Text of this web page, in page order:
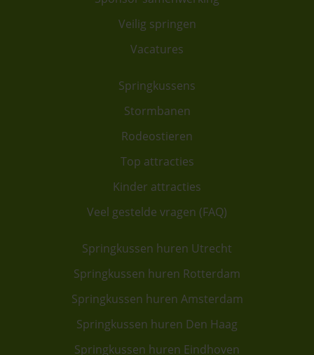
Veilig springen
Vacatures
Springkussens
Stormbanen
Rodeostieren
Top attracties
Kinder attracties
Veel gestelde vragen (FAQ)
Springkussen huren Utrecht
Springkussen huren Rotterdam
Springkussen huren Amsterdam
Springkussen huren Den Haag
Springkussen huren Eindhoven